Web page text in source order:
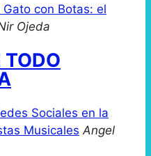
con Botas: el
Ojeda
TODO
Sociales en la
Musicales Angel